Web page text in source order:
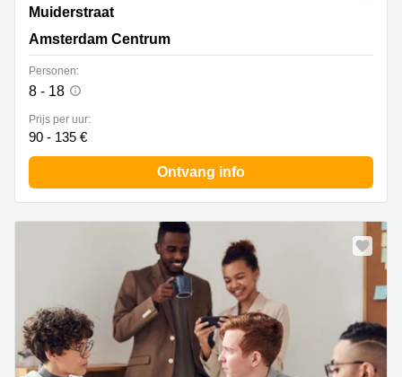
Muiderstraat 1, Amsterdam Centrum
Muiderstraat
Amsterdam Centrum
Personen:
8 - 18
Prijs per uur:
90 - 135 €
Ontvang info